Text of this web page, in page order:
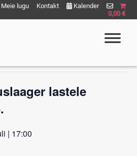
Meie lugu Kontakt
Kalender
0,00 €
lastele
| 17:00